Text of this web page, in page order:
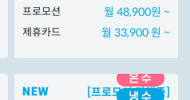
프로모션 월 48,900원 ~
제휴카드 월 33,900 원 ~
[프로모션 진행중]